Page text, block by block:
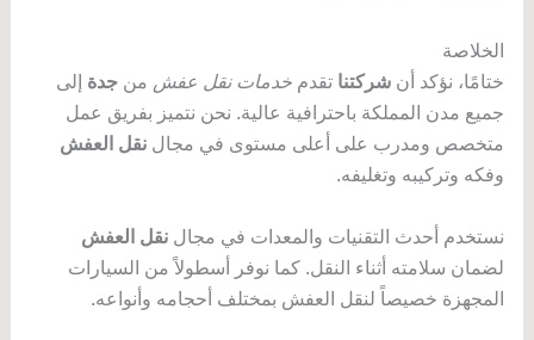
الخلاصة
ختامًا، نؤكد أن شركتنا تقدم خدمات نقل عفش من جدة إلى
جميع مدن المملكة باحترافية عالية. نحن نتميز بفريق عمل
متخصص ومدرب على أعلى مستوى في مجال نقل العفش
وفكه وتركيبه وتغليفه.
نستخدم أحدث التقنيات والمعدات في مجال نقل العفش
لضمان سلامته أثناء النقل. كما نوفر أسطولاً من السيارات
المجهزة خصيصاً لنقل العفش بمختلف أحجامه وأنواعه.